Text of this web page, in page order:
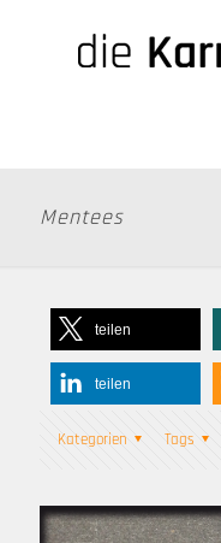
Mentees
teilen
teilen
Kategorien Tags